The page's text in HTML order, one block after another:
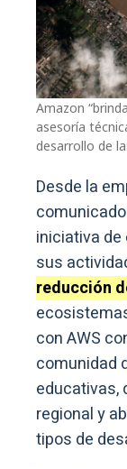
Amazon
asesoría
desarrollo de
Desde la
iniciativa
sus
reducción
con AWS
comunidad
educativas,
regional y
tipos de